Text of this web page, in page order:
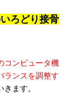
ろどり接骨
コンピュータ機
ランスを調整す
ます。